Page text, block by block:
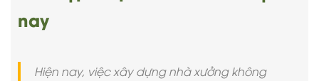
nay
Hiện nay, việc xây dựng nhà xưởng không